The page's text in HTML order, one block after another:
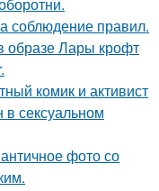
соблюдение правил.
образе Лары крофт
комик и активист
сексуальном
фото со